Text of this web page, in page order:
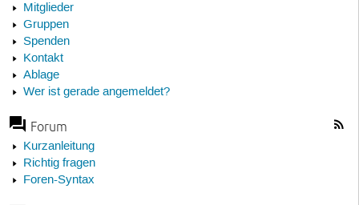
Mitglieder
Gruppen
Spenden
Kontakt
Ablage
Wer ist gerade angemeldet?
Forum
Kurzanleitung
Richtig fragen
Foren-Syntax